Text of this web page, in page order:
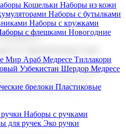
Кошельки Наборы из кожи
Наборы с бутылками
Наборы с кружками
с флешками Новогодние
Мир Араб Медресе Тиллакори
Узбекистан Шердор Медресе
брелоки Пластиковые
Наборы с ручками
для ручек Эко ручки
и производство
корпоративных подарков и
каталоге вы найдете
и клиентов.